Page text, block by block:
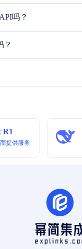
吗？
？
R1
提供服务